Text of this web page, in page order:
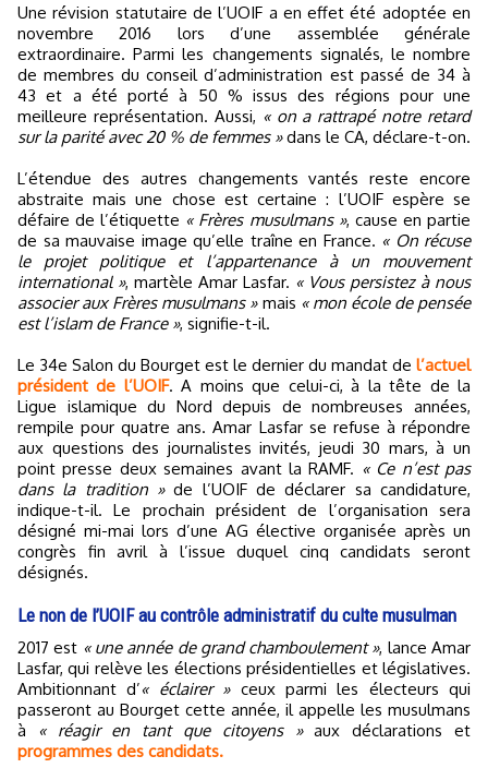
Une révision statutaire de l’UOIF a en effet été adoptée en
novembre 2016 lors d’une assemblée générale
extraordinaire. Parmi les changements signalés, le nombre
de membres du conseil d’administration est passé de 34 à
43 et a été porté à 50 % issus des régions pour une
meilleure représentation. Aussi, « on a rattrapé notre retard
sur la parité avec 20 % de femmes »dans le CA, déclare-t-on.
L’étendue des autres changements vantés reste encore
abstraite mais une chose est certaine : l’UOIF espère se
défaire de l’étiquette « Frères musulmans », cause en partie
de sa mauvaise image qu’elle traîne en France. « On récuse
le projet politique et l’appartenance à un mouvement
international », martèle Amar Lasfar. « Vous persistez à nous
associer aux Frères musulmans »mais « mon école de pensée
est l’islam de France », signifie-t-il.
Le 34e Salon du Bourget est le dernier du mandat de l’actuel
président de l’UOIF. A moins que celui-ci, à la tête de la
Ligue islamique du Nord depuis de nombreuses années,
rempile pour quatre ans. Amar Lasfar se refuse à répondre
aux questions des journalistes invités, jeudi 30 mars, à un
point presse deux semaines avant la RAMF. « Ce n’est pas
dans la tradition »de l’UOIF de déclarer sa candidature,
indique-t-il. Le prochain président de l’organisation sera
désigné mi-mai lors d’une AG élective organisée après un
congrès fin avril à l’issue duquel cinq candidats seront
désignés.
Le non de l’UOIF au contrôle administratif du culte musulman
2017 est « une année de grand chamboulement », lance Amar
Lasfar, qui relève les élections présidentielles et législatives.
Ambitionnant d’« éclairer »ceux parmi les électeurs qui
passeront au Bourget cette année, il appelle les musulmans
à
« réagir en tant que citoyens »aux déclarations et
programmes des candidats.